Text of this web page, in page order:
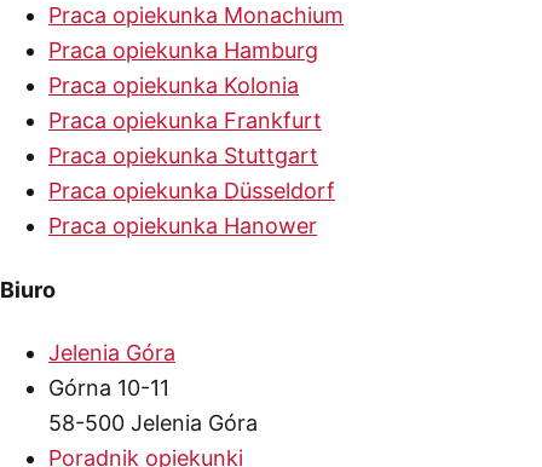
Praca opiekunka Monachium
Praca opiekunka Hamburg
Praca opiekunka Kolonia
Praca opiekunka Frankfurt
Praca opiekunka Stuttgart
Praca opiekunka Düsseldorf
Praca opiekunka Hanower
Biuro
Jelenia Góra
Górna 10-11
58-500 Jelenia Góra
Poradnik opiekunki